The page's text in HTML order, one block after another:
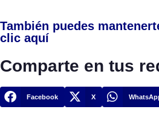
También puedes
clic aquí
Comparte en tus
Facebook X